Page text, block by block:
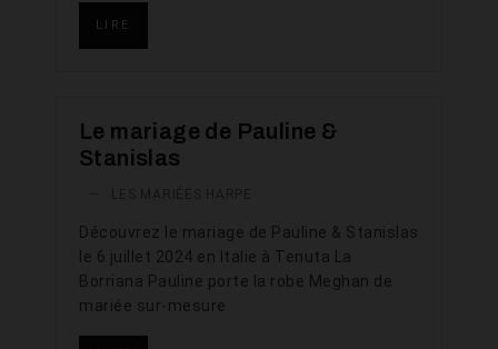
LIRE
Le mariage de Pauline &
Stanislas
Découvrez le mariage de Pauline & Stanislas
le 6 juillet 2024 en Italie à Tenuta La
Borriana Pauline porte la robe Meghan de
mariée sur-mesure